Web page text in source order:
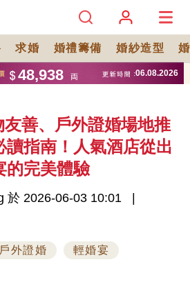
求婚 婚禮籌備 婚紗造型
友善、戶外證婚場地推
讀指南！人氣酒店從出
的完美體驗
於 2026-06-03 10:01
戶外證婚
輕婚宴